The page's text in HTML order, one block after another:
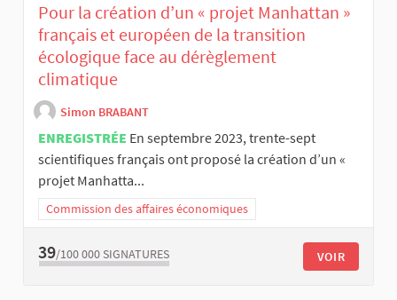
Pour la création d’un « projet Manhattan »
français et européen de la transition
écologique face au dérèglement
climatique
Simon BRABANT
ENREGISTRÉE En septembre 2023, trente-sept
scientifiques français ont proposé la création d’un «
projet Manhatta...
Commission des affaires économiques
39/100 000 SIGNATURES VOIR